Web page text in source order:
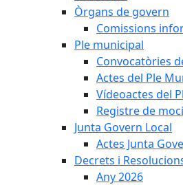
Òrgans de govern
Comissions
Ple municipal
Convocatòries
Actes del Ple
Vídeoactes del
Registre de
Junta Govern Local
Actes Junta
Decrets i
Any 2026